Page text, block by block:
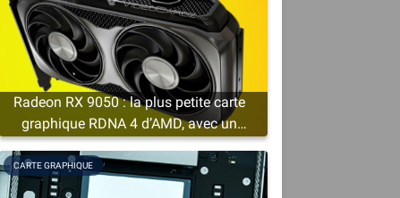
Radeon RX 9050 : la plus petite carte
graphique RDNA 4 d’AMD, avec un
minimum de 4 Go de VRAM
CARTE GRAPHIQUE